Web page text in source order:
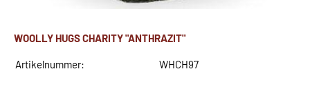
WOOLLY HUGS CHARITY "ANTHRAZIT"
Artikelnummer: WHCH97